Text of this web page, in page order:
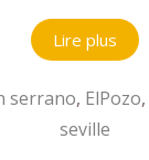
Lire plus
serrano, ElPozo,
seville